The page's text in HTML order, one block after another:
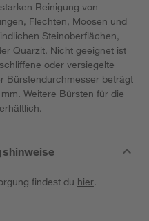
Reinigung von
Flechten, Moosen und
Steinoberflächen,
Quarzit. Nicht geeignet ist
oder versiegelte
Bürstendurchmesser beträgt
Weitere Bürsten für die
findest du hier.